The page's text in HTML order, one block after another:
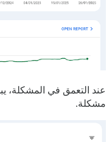
عند التعمق في المشكلة،
مشكلة.